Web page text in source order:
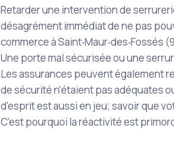
Retarder une intervention de
désagrément immédiat de ne pas
commerce à
Une porte mal sécurisée ou une
Les assurances peuvent également
de sécurité n'étaient pas adéquates
d'esprit est aussi en jeu; savoir que
C'est pourquoi la réactivité est